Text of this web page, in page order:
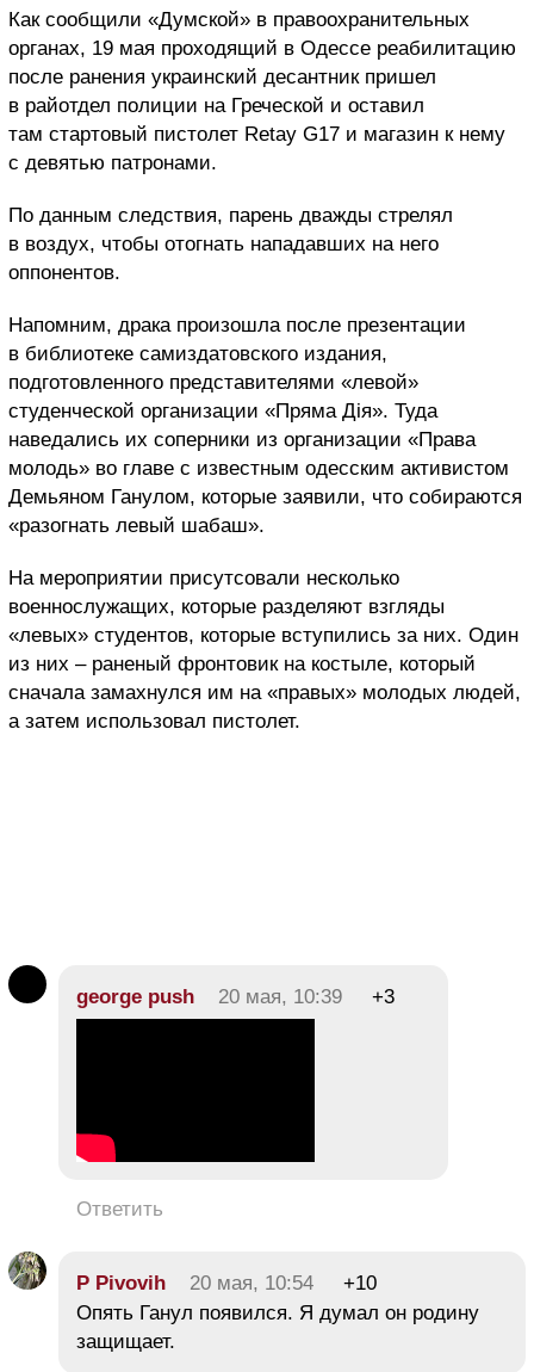
Как сообщили «Думской» в правоохранительных
органах, 19 мая проходящий в Одессе реабилитацию
после ранения украинский десантник пришел
в райотдел полиции на Греческой и оставил
там стартовый пистолет Retay G17 и магазин к нему
с девятью патронами.
По данным следствия, парень дважды стрелял
в воздух, чтобы отогнать нападавших на него
оппонентов.
Напомним, драка произошла после презентации
в библиотеке самиздатовского издания,
подготовленного представителями «левой»
студенческой организации «Пряма Дія». Туда
наведались их соперники из организации «Права
молодь» во главе с известным одесским активистом
Демьяном Ганулом, которые заявили, что собираются
«разогнать левый шабаш».
На мероприятии присутсовали несколько
военнослужащих, которые разделяют взгляды
«левых» студентов, которые вступились за них. Один
из них – раненый фронтовик на костыле, который
сначала замахнулся им на «правых» молодых людей,
а затем использовал пистолет.
george push 20 мая, 10:39 +3
Ответить
P Pivovih 20 мая, 10:54
+10
Опять Ганул появился. Я думал он родину
защищает.